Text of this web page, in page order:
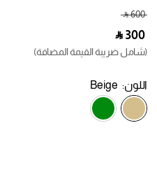
‎ ⃁ ⁦600⁩ ‎
‎ ⃁ ⁦300⁩ ‎
(شامل ضريبة القيمة المضافة)
اللون:Beige